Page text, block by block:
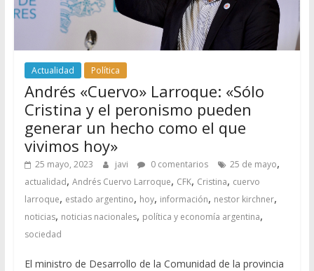
Actualidad Política
Andrés «Cuervo» Larroque: «Sólo
Cristina y el peronismo pueden
generar un hecho como el que
vivimos hoy»
25 mayo, 2023 javi 0 comentarios 25 de mayo,
actualidad, Andrés Cuervo Larroque, CFK, Cristina, cuervo
larroque, estado argentino, hoy, información, nestor kirchner,
noticias, noticias nacionales, política y economía argentina,
sociedad
El ministro de Desarrollo de la Comunidad de la provincia